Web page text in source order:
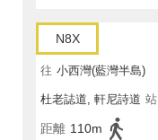
N8X
往 小西灣(藍灣半島)
杜老誌道, 軒尼詩道 站
距離 110m